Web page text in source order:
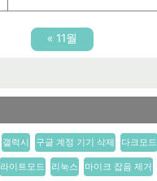
« 11월
갤럭시 구글 계정 기기 삭제 다크모드
라이트모드 리눅스 마이크 잡음 제거